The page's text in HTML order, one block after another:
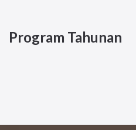
Program Tahunan